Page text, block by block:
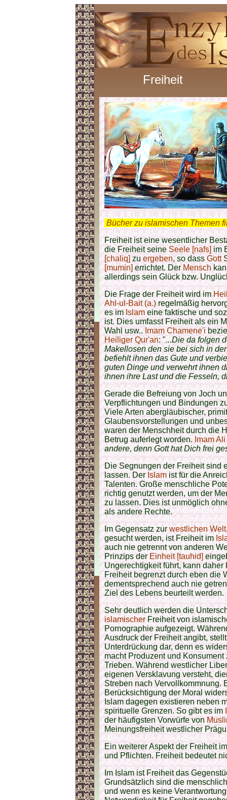
Freiheit
Bücher zu islamischen Themen
Freiheit ist eine wesentlicher
die Freiheit seineSeele [nafs] im
[chaliq]zuergeben, so dassGott
[mumin]errichtet. DerMensch
allerdings sein Glück bzw.
Die Frage der Freiheit wird im
Ahl-ul-Bait (a.)regelmäßig
es im Islameine faktische und
ist. Dies umfasst Freiheit als ein
Wahl usw..Imam Chamene'i
Heiliger Qur'an: "...Die da folgen
Makellosen den sie bei sich in
befiehlt ihnen das Gute und
guten Dinge und verwehrt ihnen
ihnen ihre Last und die Fesseln,
Gerade die Befreiung von Joch
Verpflichtungen und Bindungen
Viele Arten abergläubischer,
Glaubensvorstellungen und
waren der Menschheit durch die
Betrug auferlegt worden.Imam Ali
andere, denn Gott hat Dich frei
Die Segnungen der Freiheit sind
lassen. DerIslamist für die
Talenten. Große menschliche
richtig genutzt werden, um der
zu lassen. Dies ist unmöglich
als andere Rechte.
Im Gegensatz zurwestlichen Welt
gesucht werden, ist Freiheit im
auch nie getrennt von anderen
Prinzips derEinheit [tauhid]
Ungerechtigkeit führt, kann
Freiheit begrenzt durch eben die
dementsprechend auch nie
Ziel des Lebens beurteilt werden.
Sehr deutlich werden die
islamischerFreiheit von
Pornographie aufgezeigt.
Ausdruck der Freiheit angibt,
Unterdrückung dar, denn es
macht Produzent und
Trieben. Während westlicher
eigenen Versklavung versteht,
Streben nach Vervollkommnung.
Berücksichtigung der Moral
Islam dagegen existieren neben
spirituelle Grenzen. So gibt es im
der häufigsten Vorwürfe von
Meinungsfreiheit westlicher
Ein weiterer Aspekt der Freiheit
und Pflichten. Freiheit bedeutet
Im Islam ist Freiheit das
Grundsätzlich sind die
und wenn es keine